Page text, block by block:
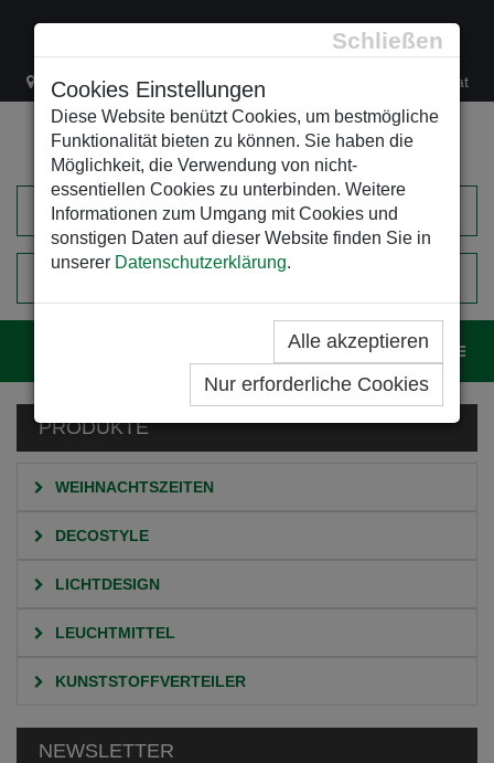
Schließen
Cookies Einstellungen
Diese Website benützt Cookies, um bestmögliche
Funktionalität bieten zu können. Sie haben die
Möglichkeit, die Verwendung von nicht-
essentiellen Cookies zu unterbinden. Weitere
Informationen zum Umgang mit Cookies und
sonstigen Daten auf dieser Website finden Sie in
unserer Datenschutzerklärung.
Alle akzeptieren
Nur erforderliche Cookies
Lacknergasse 78 +43/1/470 37 00 office@leso.at
EINKAUFSWAGEN
PRODUKTE
WEIHNACHTSZEITEN
DECOSTYLE
LICHTDESIGN
LEUCHTMITTEL
KUNSTSTOFFVERTEILER
NEWSLETTER